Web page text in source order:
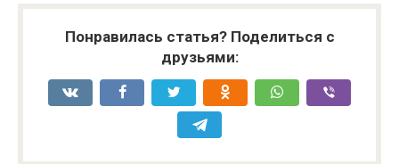
Понравилась статья? Поделиться с
друзьями: